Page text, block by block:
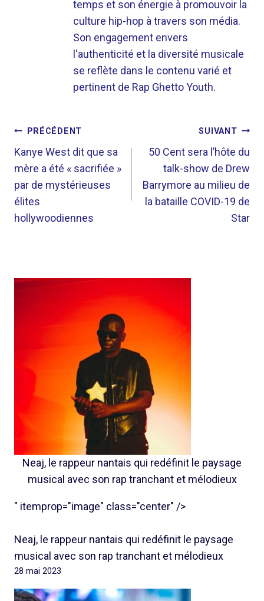
temps et son énergie à promouvoir la
culture hip-hop à travers son média.
Son engagement envers
l'authenticité et la diversité musicale
se reflète dans le contenu varié et
pertinent de Rap Ghetto Youth.
NAVIGATION
DE
L’ARTICLE
PRÉCÉDENT
Kanye West dit que sa
mère a été « sacrifiée »
par de mystérieuses
élites
hollywoodiennes
SUIVANT
50 Cent sera l’hôte du
talk-show de Drew
Barrymore au milieu de
la bataille COVID-19 de
Star
Neaj, le rappeur nantais qui redéfinit le paysage
musical avec son rap tranchant et mélodieux
" itemprop="image" class="center" />
Neaj, le rappeur nantais qui redéfinit le paysage
musical avec son rap tranchant et mélodieux
28 mai 2023